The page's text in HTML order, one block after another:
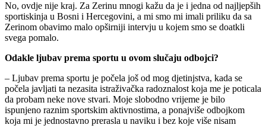
No, ovdje nije kraj. Za Zerinu mnogi kažu da je i jedna od najljepših
sportiskinja u Bosni i Hercegovini, a mi smo mi imali priliku da sa
Zerinom obavimo malo opširniji intervju u kojem smo se doatkli
svega pomalo.
Odakle ljubav prema sportu u ovom slučaju odbojci?
– Ljubav prema sportu je počela još od mog djetinjstva, kada se
počela javljati ta nezasita istraživačka radoznalost koja me je poticala
da probam neke nove stvari. Moje slobodno vrijeme je bilo
ispunjeno raznim sportskim aktivnostima, a ponajviše odbojkom
koja mi je jednostavno prerasla u naviku i bez koje više nisam